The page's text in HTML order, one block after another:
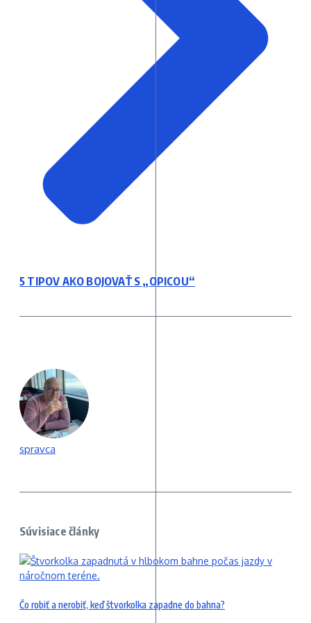
5 TIPOV AKO BOJOVAŤ S „OPICOU“
spravca
Súvisiace články
Čo robiť a nerobiť, keď štvorkolka zapadne do bahna?